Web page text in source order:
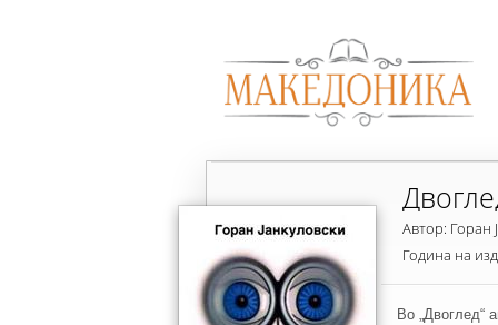
Автор: Горан
Година на
Во „Двоглед“